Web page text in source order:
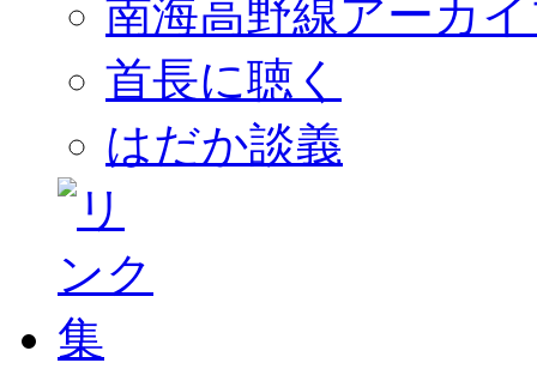
南海高野線アーカ
首長に聴く
はだか談義